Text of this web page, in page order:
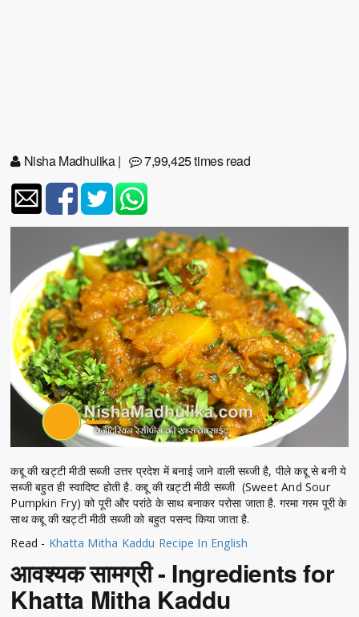
Nisha Madhulika| 7,99,425 times read
कद्दू की खट्टी मीठी सब्जी उत्तर प्रदेश में बनाई जाने वाली सब्जी है, पीले कद्दू से बनी ये
सब्जी बहुत ही स्वादिष्ट होती है. कद्दू की खट्टी मीठी सब्जी (Sweet And Sour
Pumpkin Fry) को पूरी और परांठे के साथ बनाकर परोसा जाता है. गरमा गरम पूरी के
साथ कद्दू की खट्टी मीठी सब्जी को बहुत पसन्द किया जाता है.
Read - Khatta Mitha Kaddu Recipe In English
आवश्यक सामग्री - Ingredients for
Khatta Mitha Kaddu